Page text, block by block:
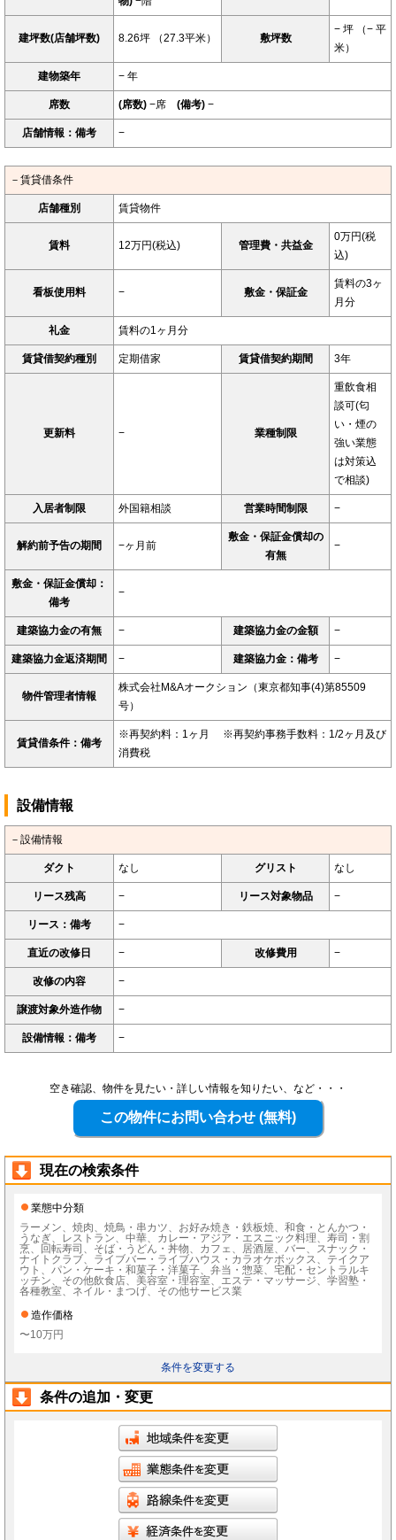
建坪数(店舗坪数) 8.26坪 （27.3平米） 敷坪数
− 坪 （− 平
米）
建物築年 − 年
席数 (席数) −席 (備考) −
店舗情報：備考 −
－賃貸借条件
店舗種別 賃貸物件
賃料 12万円(税込) 管理費・共益金
0万円(税
込)
看板使用料 − 敷金・保証金
賃料の3ヶ
月分
礼金 賃料の1ヶ月分
賃貸借契約種別 定期借家 賃貸借契約期間 3年
更新料 − 業種制限
重飲食相
談可(匂
い・煙の
強い業態
は対策込
で相談)
入居者制限 外国籍相談 営業時間制限 −
解約前予告の期間 −ヶ月前
敷金・保証金償却の
有無
−
敷金・保証金償却：
備考
−
建築協力金の有無 − 建築協力金の金額 −
建築協力金返済期間 − 建築協力金：備考 −
物件管理者情報
株式会社M&Aオークション（東京都知事(4)第85509
号）
賃貸借条件：備考
※再契約料：1ヶ月 ※再契約事務手数料：1/2ヶ月及び
消費税
設備情報
－設備情報
ダクト なし グリスト なし
リース残高 − リース対象物品 −
リース：備考 −
直近の改修日 − 改修費用 −
改修の内容 −
譲渡対象外造作物 −
設備情報：備考 −
空き確認、物件を見たい・詳しい情報を知りたい、など・・・
現在の検索条件
業態中分類
ラーメン、焼肉、焼鳥・串カツ、お好み焼き・鉄板焼、和食・とんかつ・
うなぎ、レストラン、中華、カレー・アジア・エスニック料理、寿司・割
烹、回転寿司、そば・うどん・丼物、カフェ、居酒屋、バー、スナック・
ナイトクラブ、ライブバー・ライブハウス・カラオケボックス、テイクア
ウト、パン・ケーキ・和菓子・洋菓子、弁当・惣菜、宅配・セントラルキ
ッチン、その他飲食店、美容室・理容室、エステ・マッサージ、学習塾・
各種教室、ネイル・まつげ、その他サービス業
造作価格
〜10万円
条件を変更する
条件の追加・変更